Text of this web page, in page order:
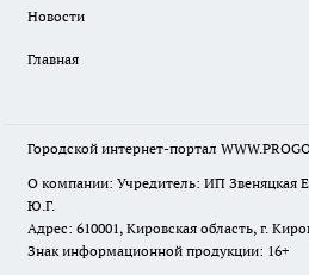
Новости
Главная
Городской интернет-портал
О компании: Учредитель: ИП Звеняцкая
Ю.Г.
Адрес: 610001, Кировская область, г.
Знак информационной продукции: 16+